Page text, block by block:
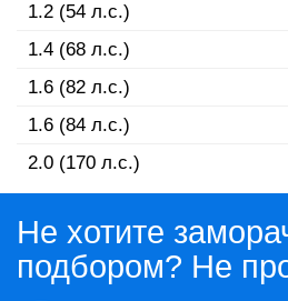
1.2 (54 л.с.)
1.4 (68 л.с.)
1.6 (82 л.с.)
1.6 (84 л.с.)
2.0 (170 л.с.)
Не хотите
подбором? Не